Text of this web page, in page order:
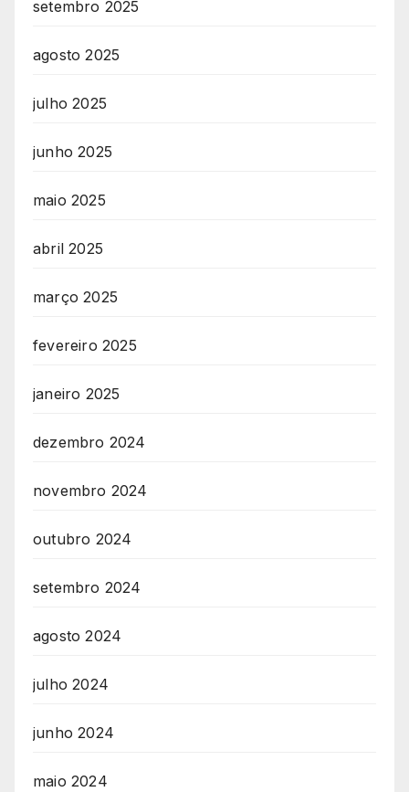
setembro 2025
agosto 2025
julho 2025
junho 2025
maio 2025
abril 2025
março 2025
fevereiro 2025
janeiro 2025
dezembro 2024
novembro 2024
outubro 2024
setembro 2024
agosto 2024
julho 2024
junho 2024
maio 2024